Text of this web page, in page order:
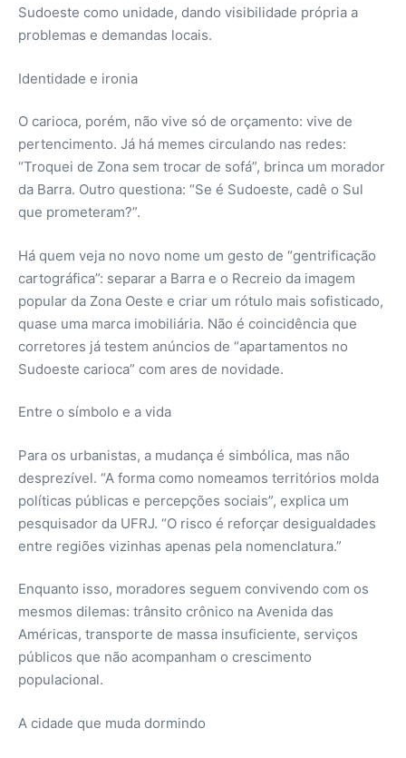
Sudoeste como unidade, dando visibilidade própria a
problemas e demandas locais.
Identidade e ironia
O carioca, porém, não vive só de orçamento: vive de
pertencimento. Já há memes circulando nas redes:
“Troquei de Zona sem trocar de sofá”, brinca um morador
da Barra. Outro questiona: “Se é Sudoeste, cadê o Sul
que prometeram?”.
Há quem veja no novo nome um gesto de “gentrificação
cartográfica”: separar a Barra e o Recreio da imagem
popular da Zona Oeste e criar um rótulo mais sofisticado,
quase uma marca imobiliária. Não é coincidência que
corretores já testem anúncios de “apartamentos no
Sudoeste carioca” com ares de novidade.
Entre o símbolo e a vida
Para os urbanistas, a mudança é simbólica, mas não
desprezível. “A forma como nomeamos territórios molda
políticas públicas e percepções sociais”, explica um
pesquisador da UFRJ. “O risco é reforçar desigualdades
entre regiões vizinhas apenas pela nomenclatura.”
Enquanto isso, moradores seguem convivendo com os
mesmos dilemas: trânsito crônico na Avenida das
Américas, transporte de massa insuficiente, serviços
públicos que não acompanham o crescimento
populacional.
A cidade que muda dormindo